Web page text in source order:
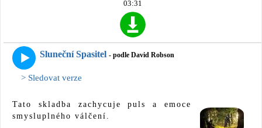
03:31
Sluneční Spasitel - podle David Robson
> Sledovat verze
Tato skladba zachycuje puls a emoce
smysluplného válčení.